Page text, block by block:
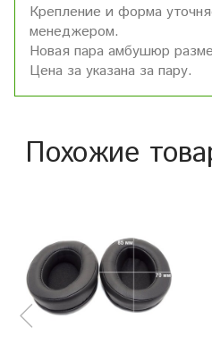
Крепление и форма
менеджером.
Новая пара амбушюр
Цена за указана за пару.
Похожие